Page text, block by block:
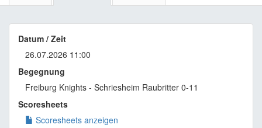
Datum / Zeit
26.07.2026 11:00
Begegnung
Freiburg Knights - Schriesheim Raubritter 0-11
Scoresheets
Scoresheets anzeigen